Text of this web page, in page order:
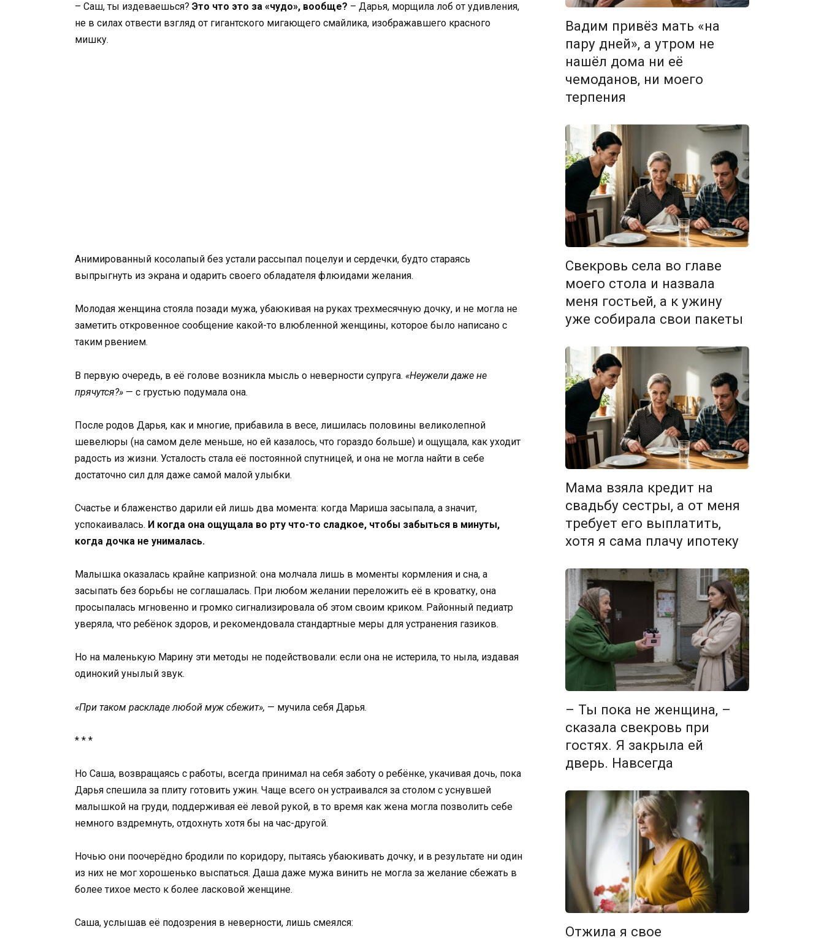
– Саш, ты издеваешься? Это что это за «чудо», вообще? – Дарья, морщила лоб от удивления,
не в силах отвести взгляд от гигантского мигающего смайлика, изображавшего красного
мишку.
Анимированный косолапый без устали рассыпал поцелуи и сердечки, будто стараясь
выпрыгнуть из экрана и одарить своего обладателя флюидами желания.
Молодая женщина стояла позади мужа, убаюкивая на руках трехмесячную дочку, и не могла не
заметить откровенное сообщение какой-то влюбленной женщины, которое было написано с
таким рвением.
В первую очередь, в её голове возникла мысль о неверности супруга. «Неужели даже не
прячутся?» — с грустью подумала она.
После родов Дарья, как и многие, прибавила в весе, лишилась половины великолепной
шевелюры (на самом деле меньше, но ей казалось, что гораздо больше) и ощущала, как уходит
радость из жизни. Усталость стала её постоянной спутницей, и она не могла найти в себе
достаточно сил для даже самой малой улыбки.
Счастье и блаженство дарили ей лишь два момента: когда Мариша засыпала, а значит,
успокаивалась. И когда она ощущала во рту что-то сладкое, чтобы забыться в минуты,
когда дочка не унималась.
Малышка оказалась крайне капризной: она молчала лишь в моменты кормления и сна, а
засыпать без борьбы не соглашалась. При любом желании переложить её в кроватку, она
просыпалась мгновенно и громко сигнализировала об этом своим криком. Районный педиатр
уверяла, что ребёнок здоров, и рекомендовала стандартные меры для устранения газиков.
Но на маленькую Марину эти методы не подействовали: если она не истерила, то ныла, издавая
одинокий унылый звук.
«При таком раскладе любой муж сбежит», — мучила себя Дарья.
* * *
Но Саша, возвращаясь с работы, всегда принимал на себя заботу о ребёнке, укачивая дочь, пока
Дарья спешила за плиту готовить ужин. Чаще всего он устраивался за столом с уснувшей
малышкой на груди, поддерживая её левой рукой, в то время как жена могла позволить себе
немного вздремнуть, отдохнуть хотя бы на час-другой.
Ночью они поочерёдно бродили по коридору, пытаясь убаюкивать дочку, и в результате ни один
из них не мог хорошенько выспаться. Даша даже мужа винить не могла за желание сбежать в
более тихое место к более ласковой женщине.
Саша, услышав её подозрения в неверности, лишь смеялся:
Вадим привёз мать «на
пару дней», а утром не
нашёл дома ни её
чемоданов, ни моего
терпения
Свекровь села во главе
моего стола и назвала
меня гостьей, а к ужину
уже собирала свои пакеты
Мама взяла кредит на
свадьбу сестры, а от меня
требует его выплатить,
хотя я сама плачу ипотеку
– Ты пока не женщина, –
сказала свекровь при
гостях. Я закрыла ей
дверь. Навсегда
Отжила я свое